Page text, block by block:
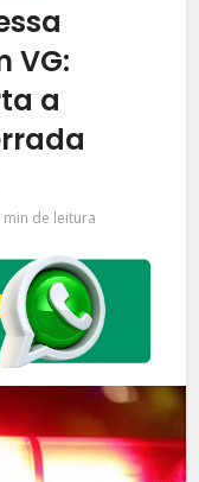
VG:
a
min de leitura